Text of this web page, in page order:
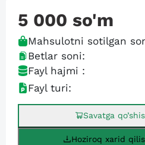
5 000 so'm
Mahsulotni sotilgan
Betlar soni:
Fayl hajmi :
Fayl turi:
Savatga
Hoziroq xarid